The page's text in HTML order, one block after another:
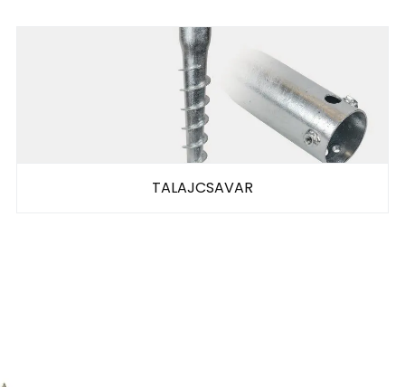
TALAJCSAVAR